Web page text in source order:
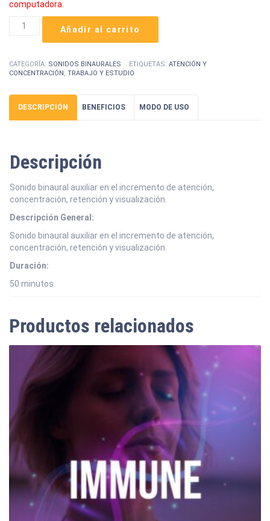
computadora.
Focus
Añadir al carrito
CATEGORÍA: SONIDOS BINAURALES ETIQUETAS: ATENCIÓN Y
CONCENTRACIÓN TRABAJO Y ESTUDIO
DESCRIPCIÓN BENEFICIOS MODO DE USO
Descripción
Sonido binaural auxiliar en el incremento de atención,
concentración, retención y visualización.
Descripción General:
Sonido binaural auxiliar en el incremento de atención,
concentración, retención y visualización.
Duración:
50 minutos.
Productos relacionados